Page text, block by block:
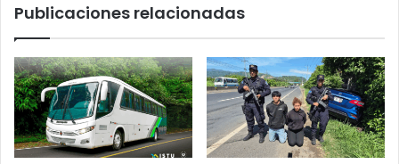
salvadoreña
Publicaciones relacionadas